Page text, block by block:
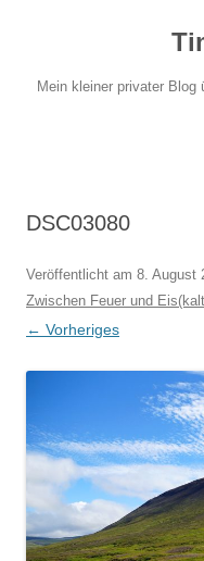
Mein kleiner privater Blog
DSC03080
Veröffentlicht am 8. August
Zwischen Feuer und
← Vorheriges